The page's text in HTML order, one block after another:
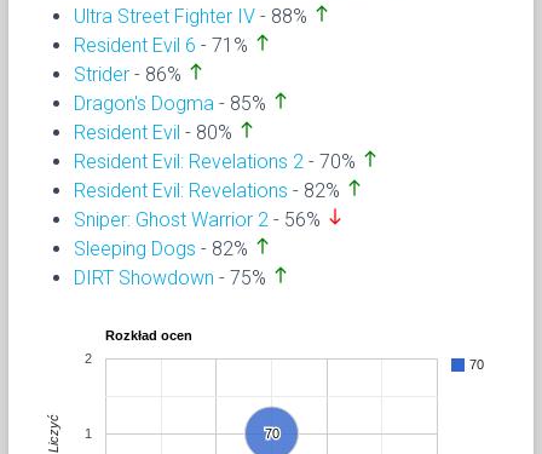
Ultra Street Fighter IV - 88% north
Resident Evil 6 - 71% north
Strider - 86% north
Dragon's Dogma - 85% north
Resident Evil - 80% north
Resident Evil: Revelations 2 - 70% north
Resident Evil: Revelations - 82% north
Sniper: Ghost Warrior 2 - 56% south
Sleeping Dogs - 82% north
DIRT Showdown - 75% north
Rozkład ocen
70
70
70
1
2
Liczyć